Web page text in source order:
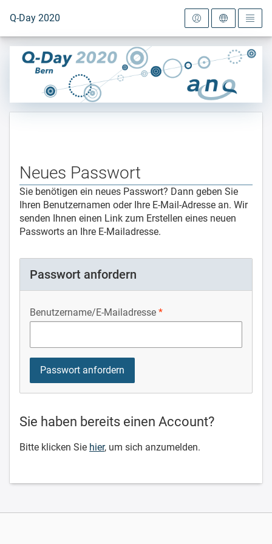
Zur Startseite
Q-Day 2020
Neues Passwort
Sie benötigen ein neues Passwort? Dann geben Sie
Ihren Benutzernamen oder Ihre E-Mail-Adresse an. Wir
senden Ihnen einen Link zum Erstellen eines neuen
Passworts an Ihre E-Mailadresse.
Passwort anfordern
Benutzername/E-Mailadresse
Sie haben bereits einen Account?
Bitte klicken Sie hier, um sich anzumelden.